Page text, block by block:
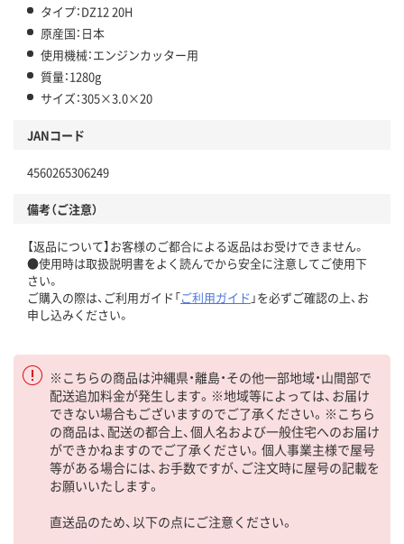
タイプ：DZ12 20H
原産国：日本
使用機械：エンジンカッター用
質量：1280g
サイズ：305×3.0×20
JANコード
4560265306249
備考（ご注意）
【返品について】お客様のご都合による返品はお受けできません。
●使用時は取扱説明書をよく読んでから安全に注意してご使用下
さい。
ご購入の際は、ご利用ガイド「ご利用ガイド 」を必ずご確認の上、お
申し込みください。
※こちらの商品は沖縄県・離島・その他一部地域・山間部で
配送追加料金が発生します。※地域等によっては、お届け
できない場合もございますのでご了承ください。※こちら
の商品は、配送の都合上、個人名および一般住宅へのお届け
ができかねますのでご了承ください。個人事業主様で屋号
等がある場合には、お手数ですが、ご注文時に屋号の記載を
お願いいたします。
直送品のため、以下の点にご注意ください。